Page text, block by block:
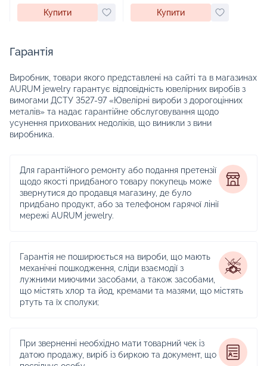
Купити Купити
Гарантія
Виробник, товари якого представлені на сайті та в магазинах
AURUM jewelry гарантує відповідність ювелірних виробів з
вимогами ДСТУ 3527-97 «Ювелірні вироби з дорогоцінних
металів» та надає гарантійне обслуговування щодо
усунення прихованих недоліків, що виникли з вини
виробника.
Для гарантійного ремонту або подання претензії
щодо якості придбаного товару покупець може
звернутися до продавця магазину, де було
придбано продукт, або за телефоном гарячої лінії
мережі AURUM jewelry.
Гарантія не поширюється на вироби, що мають
механічні пошкодження, сліди взаємодії з
лужними миючими засобами, а також засобами,
що містять хлор та йод, кремами та мазями, що містять
ртуть та їх сполуки;
При зверненні необхідно мати товарний чек із
датою продажу, виріб із биркою та документ, що